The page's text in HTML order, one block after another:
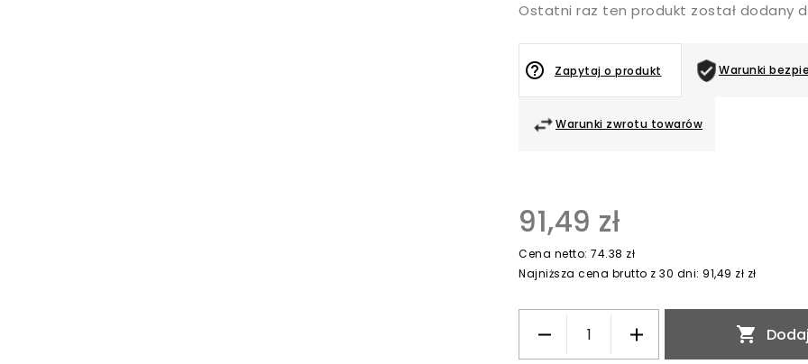
Ostatni raz ten produkt został dodany
Warunki
Warunki zwrotu towarów
help_outline Zapytaj o produkt
91,49 zł
Cena netto: 74.38 zł
Najniższa cena brutto z 30 dni: 91,49 zł zł
